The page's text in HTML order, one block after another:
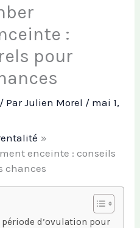
:
pour
/ ParJulien Morel / mai 1,
enceinte : conseils
chances
d’ovulation pour